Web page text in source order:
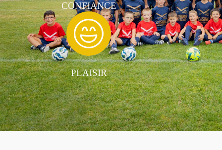
CONFIANCE
PLAISIR